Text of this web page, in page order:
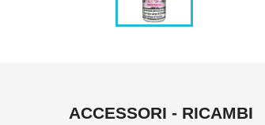
ACCESSORI - RICAMBI